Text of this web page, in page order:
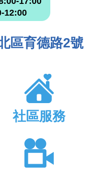
12:00
區育德路2號
社區服務